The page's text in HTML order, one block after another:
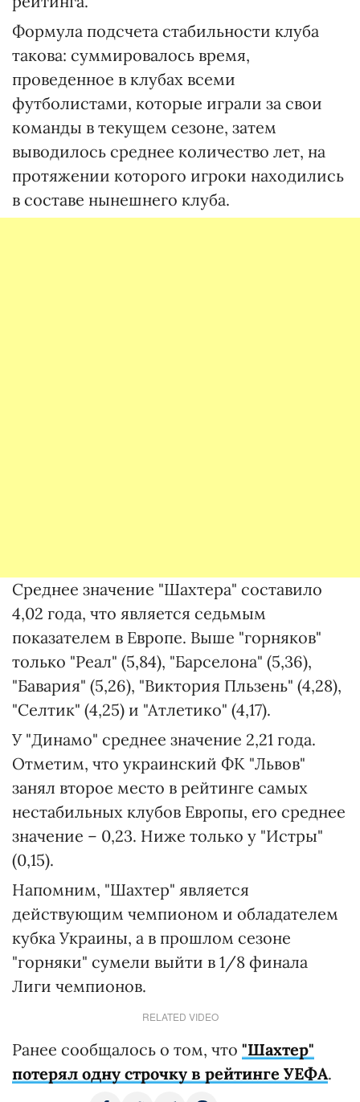
Формула подсчета стабильности клуба
такова: суммировалось время,
проведенное в клубах всеми
футболистами, которые играли за свои
команды в текущем сезоне, затем
выводилось среднее количество лет, на
протяжении которого игроки находились
в составе нынешнего клуба.
Среднее значение "Шахтера" составило
4,02 года, что является седьмым
показателем в Европе. Выше "горняков"
только "Реал" (5,84), "Барселона" (5,36),
"Бавария" (5,26), "Виктория Пльзень" (4,28),
"Селтик" (4,25) и "Атлетико" (4,17).
У "Динамо" среднее значение 2,21 года.
Отметим, что украинский ФК "Львов"
занял второе место в рейтинге самых
нестабильных клубов Европы, его среднее
значение – 0,23. Ниже только у "Истры"
(0,15).
Напомним, "Шахтер" является
действующим чемпионом и обладателем
кубка Украины, а в прошлом сезоне
"горняки" сумели выйти в 1/8 финала
Лиги чемпионов.
RELATED VIDEO
Ранее сообщалось о том, что "Шахтер"
потерял одну строчку в рейтинге УЕФА.